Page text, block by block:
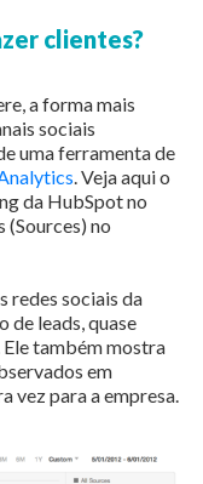
clientes?
a forma mais
sociais
uma ferramenta de
Veja aqui o
da HubSpot no
(Sources) no
redes sociais da
de leads, quase
Ele também mostra
em
vez para a empresa.